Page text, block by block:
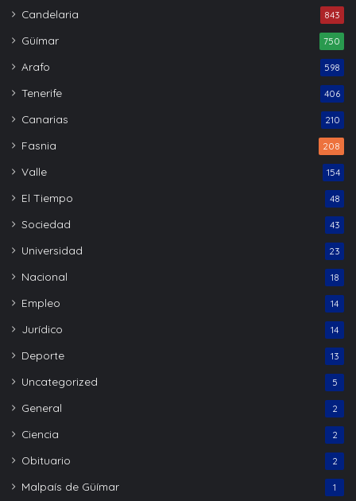
Candelaria 843
Güímar 750
Arafo 598
Tenerife 406
Canarias 210
Fasnia 208
Valle 154
El Tiempo 48
Sociedad 43
Universidad 23
Nacional 18
Empleo 14
Jurídico 14
Deporte 13
Uncategorized 5
General 2
Ciencia 2
Obituario 2
Malpaís de Güímar 1